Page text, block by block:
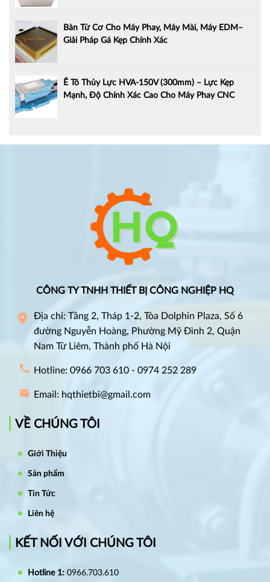
Bàn Từ Cơ Cho Máy Phay, Máy Mài, Máy EDM–
Giải Pháp Gá Kẹp Chính Xác
Ê Tô Thủy Lực HVA-150V (300mm) – Lực Kẹp
Mạnh, Độ Chính Xác Cao Cho Máy Phay CNC
CÔNG TY TNHH THIẾT BỊ CÔNG NGHIỆP HQ
Địa chỉ: Tầng 2, Tháp 1-2, Tòa Dolphin Plaza, Số 6
đường Nguyễn Hoàng, Phường Mỹ Đình 2, Quận
Nam Từ Liêm, Thành phố Hà Nội
Hotline: 0966 703 610 - 0974 252 289
Email: hqthietbi@gmail.com
VỀ CHÚNG TÔI
Giới Thiệu
Sản phẩm
Tin Tức
Liên hệ
KẾT NỐI VỚI CHÚNG TÔI
Hotline 1: 0966.703.610